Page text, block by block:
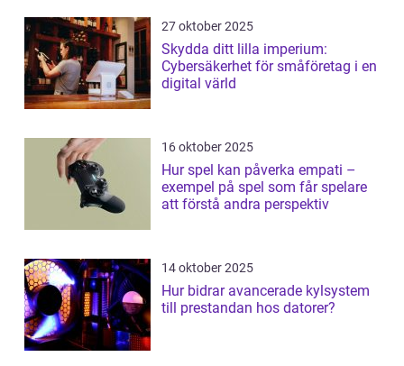
27 oktober 2025
Skydda ditt lilla imperium:
Cybersäkerhet för småföretag i en
digital värld
16 oktober 2025
Hur spel kan påverka empati –
exempel på spel som får spelare
att förstå andra perspektiv
14 oktober 2025
Hur bidrar avancerade kylsystem
till prestandan hos datorer?